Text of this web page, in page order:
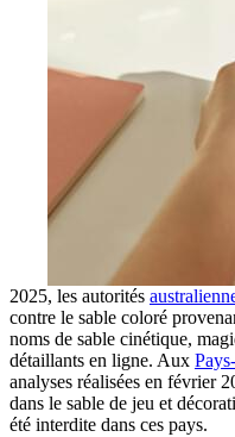
2025, les autorités
contre le sable coloré
noms de sable cinétique,
détaillants en ligne. Aux
analyses réalisées en février
dans le sable de jeu et
été interdite dans ces pays.